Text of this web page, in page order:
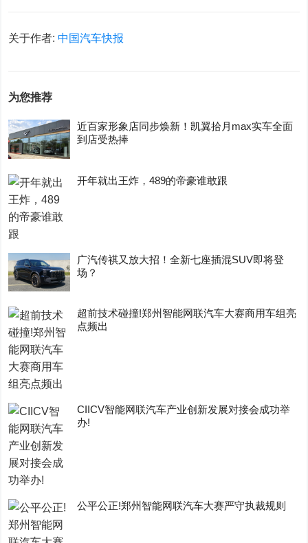
关于作者:中国汽车快报
为您推荐
近百家形象店同步焕新！凯翼拾月max实车全面
到店受热捧
开年就出王炸，489的帝豪谁敢跟
广汽传祺又放大招！全新七座插混SUV即将登
场？
超前技术碰撞!郑州智能网联汽车大赛商用车组亮
点频出
CIICV智能网联汽车产业创新发展对接会成功举
办!
公平公正!郑州智能网联汽车大赛严守执裁规则